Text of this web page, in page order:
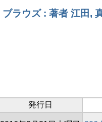
ブラウズ : 著者 江田,
発行日